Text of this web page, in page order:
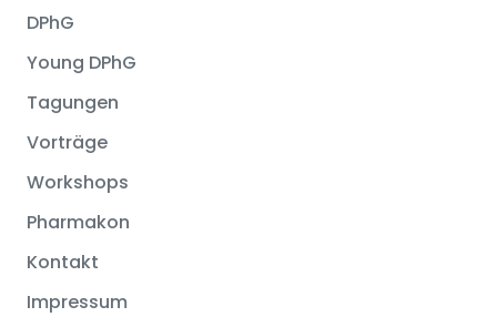
DPhG
Young DPhG
Tagungen
Vorträge
Workshops
Pharmakon
Kontakt
Impressum